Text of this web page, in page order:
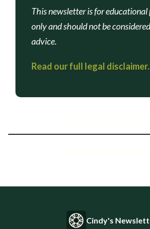
This newsletter is for educational
only and should not be
advice.
Read our full legal disclaimer.
Cindy's